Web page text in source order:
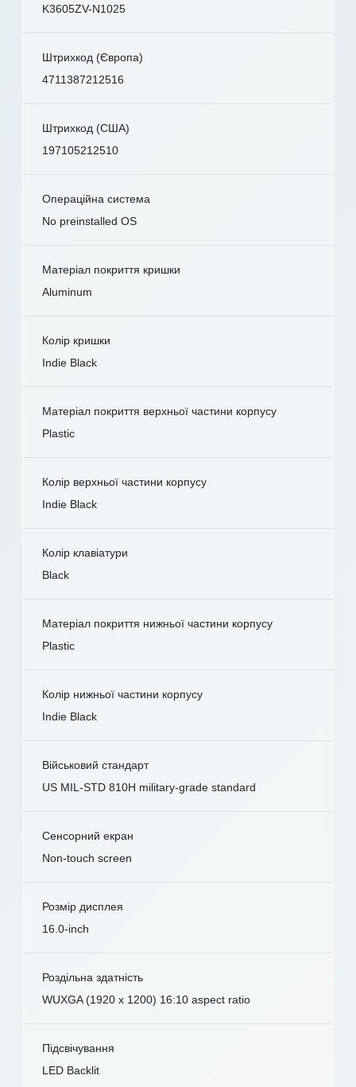
K3605ZV-N1025
Штрихкод (Європа)
4711387212516
Штрихкод (США)
197105212510
Операційна система
No preinstalled OS
Матеріал покриття кришки
Aluminum
Колір кришки
Indie Black
Матеріал покриття верхньої частини корпусу
Plastic
Колір верхньої частини корпусу
Indie Black
Колір клавіатури
Black
Матеріал покриття нижньої частини корпусу
Plastic
Колір нижньої частини корпусу
Indie Black
Військовий стандарт
US MIL-STD 810H military-grade standard
Сенсорний екран
Non-touch screen
Розмір дисплея
16.0-inch
Роздільна здатність
WUXGA (1920 x 1200) 16:10 aspect ratio
Підсвічування
LED Backlit